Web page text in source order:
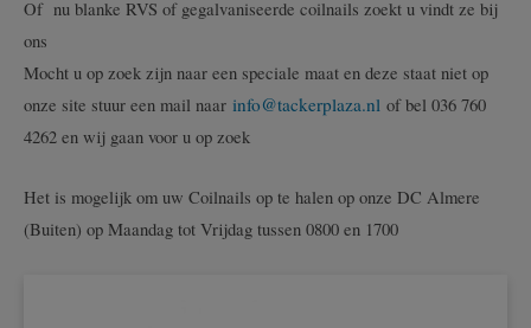
Of nu blanke RVS of gegalvaniseerde coilnails zoekt u vindt ze bij
ons
Mocht u op zoek zijn naar een speciale maat en deze staat niet op
onze site stuur een mail naar info@tackerplaza.nl of bel 036 760
4262 en wij gaan voor u op zoek
Het is mogelijk om uw Coilnails op te halen op onze DC Almere
(Buiten) op Maandag tot Vrijdag tussen 0800 en 1700